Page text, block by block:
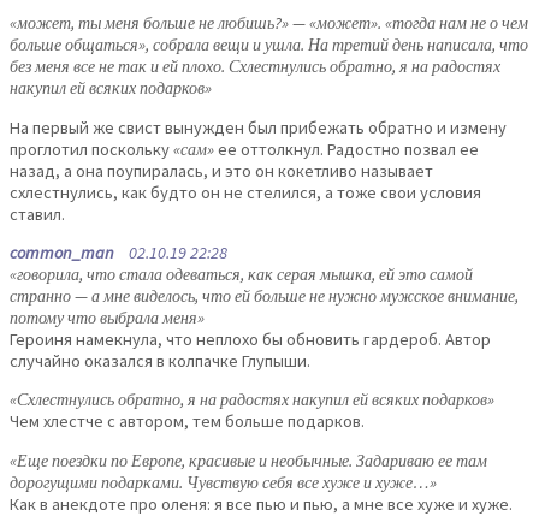
«может, ты меня больше не любишь?» — «может». «тогда нам не о чем
больше общаться», собрала вещи и ушла. На третий день написала, что
без меня все не так и ей плохо. Схлестнулись обратно, я на радостях
накупил ей всяких подарков»
На первый же свист вынужден был прибежать обратно и измену
проглотил поскольку«сам»ее оттолкнул. Радостно позвал ее
назад, а она поупиралась, и это он кокетливо называет
схлестнулись, как будто он не стелился, а тоже свои условия
ставил.
common_man 02.10.19 22:28
«говорила, что стала одеваться, как серая мышка, ей это самой
странно — а мне виделось, что ей больше не нужно мужское внимание,
потому что выбрала меня»
Героиня намекнула, что неплохо бы обновить гардероб. Автор
случайно оказался в колпачке Глупыши.
«Схлестнулись обратно, я на радостях накупил ей всяких подарков»
Чем хлестче с автором, тем больше подарков.
«Еще поездки по Европе, красивые и необычные. Задариваю ее там
дорогущими подарками. Чувствую себя все хуже и хуже…»
Как в анекдоте про оленя: я все пью и пью, а мне все хуже и хуже.